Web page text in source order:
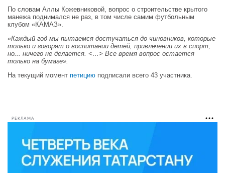
По словам Аллы Кожевниковой, вопрос о строительстве крытого
манежа поднимался не раз, в том числе самим футбольным
клубом «КАМАЗ».
«Каждый год мы пытаемся достучаться до чиновников, которые
только и говорят о воспитании детей, привлечении их в спорт,
но... ничего не делается. <…> Все время вопрос остается
только на бумаге».
На текущий момент петицию подписали всего 43 участника.
РЕКЛАМА